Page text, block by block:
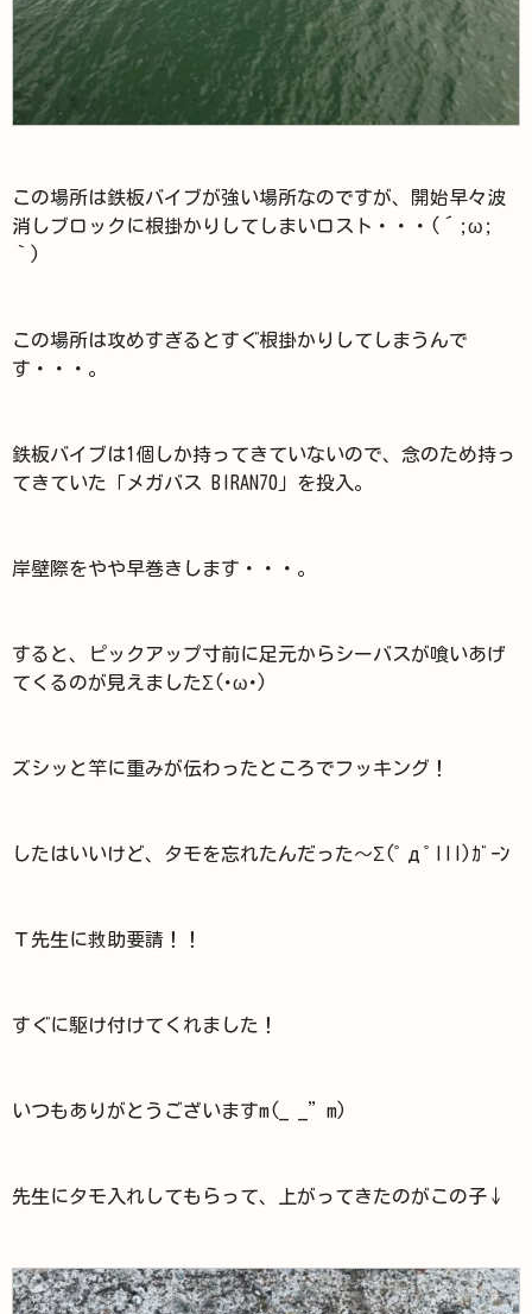
この場所は鉄板バイブが強い場所なのですが、開始早々波
消しブロックに根掛かりしてしまいロスト・・・(´;ω;
｀)
この場所は攻めすぎるとすぐ根掛かりしてしまうんで
す・・・。
鉄板バイブは1個しか持ってきていないので、念のため持っ
てきていた「メガバス BIRAN70」を投入。
岸壁際をやや早巻きします・・・。
すると、ピックアップ寸前に足元からシーバスが喰いあげ
てくるのが見えましたΣ(･ω･)
ズシッと竿に重みが伝わったところでフッキング！
したはいいけど、タモを忘れたんだった～Σ(ﾟдﾟlll)ｶﾞｰﾝ
Ｔ先生に救助要請！！
すぐに駆け付けてくれました！
いつもありがとうございますm(_ _”m)
先生にタモ入れしてもらって、上がってきたのがこの子↓